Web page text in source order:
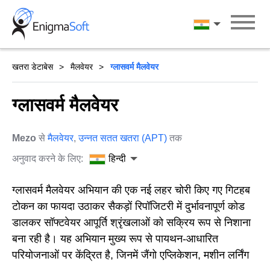
Skip
content
हिन्दी
खतरा डेटाबेस मैलवेयर ग्लासवर्म मैलवेयर
ग्लासवर्म मैलवेयर
Mezo सेमैलवेयर,उन्नत सतत खतरा (APT) तक
अनुवाद करने के लिए:
हिन्दी
ग्लासवर्म मैलवेयर अभियान की एक नई लहर चोरी किए गए गिटहब
टोकन का फायदा उठाकर सैकड़ों रिपॉजिटरी में दुर्भावनापूर्ण कोड
डालकर सॉफ्टवेयर आपूर्ति श्रृंखलाओं को सक्रिय रूप से निशाना
बना रही है। यह अभियान मुख्य रूप से पायथन-आधारित
परियोजनाओं पर केंद्रित है, जिनमें जैंगो एप्लिकेशन, मशीन लर्निंग